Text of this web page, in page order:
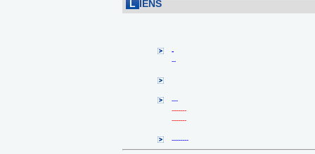
L IENS
-
--
---
-------
-------
--------